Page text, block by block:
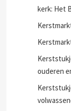
kerk: Het
ouderen